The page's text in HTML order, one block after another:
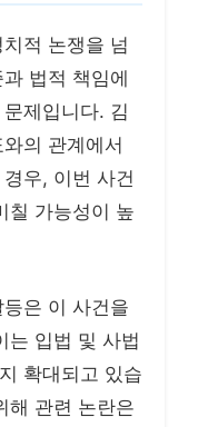
적 논쟁을 넘
법적 책임에
제입니다. 김
의 관계에서
우, 이번 사건
칠 가능성이 높
은 이 사건을
는 입법 및 사법
확대되고 있습
해 관련 논란은